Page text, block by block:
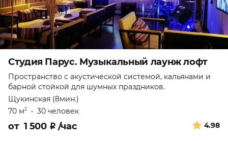
Студия Парус. Музыкальный лаунж лофт
Пространство с акустической системой, кальянами и
барной стойкой для шумных праздников.
Щукинская (8мин.)
70 м2 • 30 человек
4.98
от 1 500 ₽ /час